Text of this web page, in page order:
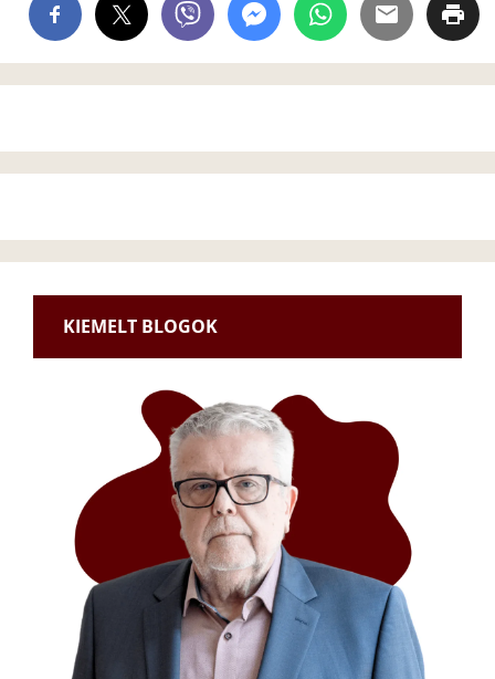
KIEMELT BLOGOK